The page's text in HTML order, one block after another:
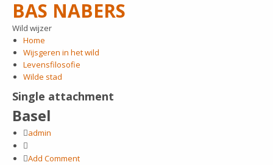
BAS NABERS
Wild wijzer
Home
Wijsgeren in het wild
Levensfilosofie
Wilde stad
Single attachment
Basel
admin
Add Comment